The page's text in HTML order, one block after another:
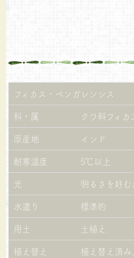
フィカス・ベンガレンシス
科・属
クワ科フィ
原産地
インド
耐寒温度
5℃以上
光
明るさを好
水遣り
標準的
用土
土植え
植え替え
植え替え済み